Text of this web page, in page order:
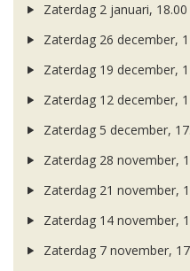
Zaterdag 2 januari,
Zaterdag 26 december,
Zaterdag 19 december,
Zaterdag 12 december,
Zaterdag 5 december,
Zaterdag 28 november,
Zaterdag 21 november,
Zaterdag 14 november,
Zaterdag 7 november,